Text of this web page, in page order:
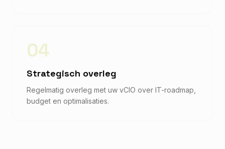
04
Strategisch overleg
Regelmatig overleg met uw vCIO over IT-roadmap,
budget en optimalisaties.